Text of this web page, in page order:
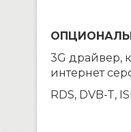
3G драйвер,
интернет
RDS, DVB-T,